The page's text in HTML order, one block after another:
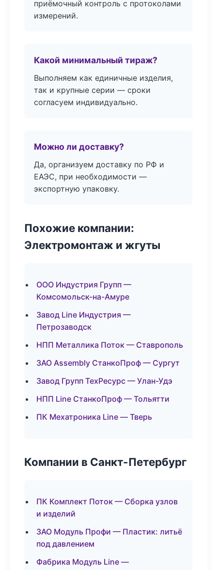
приёмочный контроль с протоколами
измерений.
Какой минимальный тираж?
Выполняем как единичные изделия,
так и крупные серии — сроки
согласуем индивидуально.
Можно ли доставку?
Да, организуем доставку по РФ и
ЕАЭС, при необходимости —
экспортную упаковку.
Похожие компании:
Электромонтаж и жгуты
ООО Индустрия Групп —
Комсомольск-на-Амуре
Завод Line Индустрия —
Петрозаводск
НПП Металлика Поток — Ставрополь
ЗАО Assembly СтанкоПроф — Сургут
Завод Групп ТехРесурс — Улан-Удэ
НПП Line СтанкоПроф — Тольятти
ПК Мехатроника Line — Тверь
Компании в Санкт-Петербург
ПК Комплект Поток — Сборка узлов
и изделий
ЗАО Модуль Профи — Пластик: литьё
под давлением
Фабрика Модуль Line —